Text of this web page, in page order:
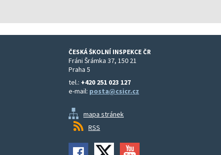
ČESKÁ ŠKOLNÍ INSPEKCE ČR
Fráni Šrámka 37, 150 21
Praha 5
tel.: +420 251 023 127
e-mail: posta@csicr.cz
mapa stránek
RSS